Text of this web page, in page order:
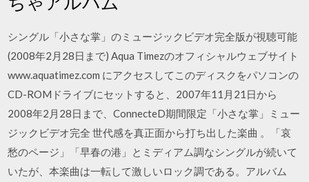
シングル「小さな掌」のミュージックビデオ完全版が視聴可能
(2008年2月28日まで) Aqua Timezのオフィシャルウェブサイト
www.aquatimez.com にアクセスしてこのディスクをパソコンの
CD-ROMドライブにセットすると、2007年11月21日から
2008年2月28日まで、ConnecteD期間限定「小さな掌」ミュー
ジックビデオ完全 世代感を真正面から打ち出した楽曲 。「哀
愁のページ」「早春の港」とミディアム調なシングルが続いて
いたが、本楽曲は一転して激しいロック調である。アルバム